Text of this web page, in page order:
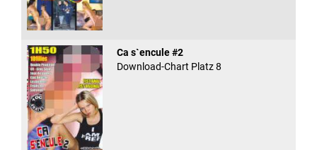
Ca s`encule #2
Download-Chart Platz 8